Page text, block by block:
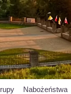
Nabożeństwa